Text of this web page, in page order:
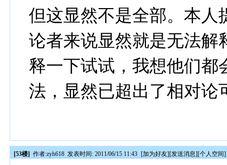
但这显然不是全部。本人
论者来说显然就是无法解
释一下试试，我想他们都
法，显然已超出了相对论
[53楼] 作者:zyh618 发表时间: 2011/06/15 11:43 [加为好友][发送消息][个人空间]